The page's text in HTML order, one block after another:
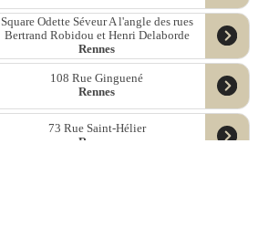
Square Odette Séveur A l'angle des rues
Bertrand Robidou et Henri Delaborde
Rennes
108 Rue Ginguené
Rennes
73 Rue Saint-Hélier
Rennes